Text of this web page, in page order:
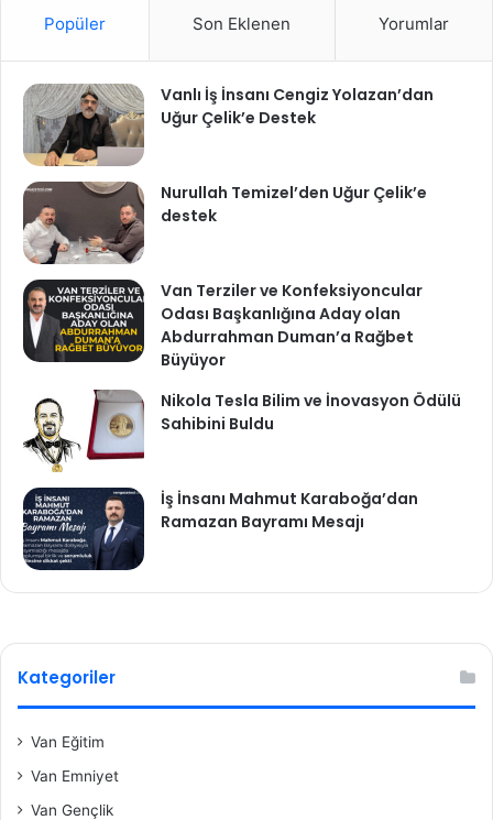
Popüler Son Eklenen Yorumlar
Vanlı İş İnsanı Cengiz Yolazan’dan
Uğur Çelik’e Destek
Nurullah Temizel’den Uğur Çelik’e
destek
Van Terziler ve Konfeksiyoncular
Odası Başkanlığına Aday olan
Abdurrahman Duman’a Rağbet
Büyüyor
Nikola Tesla Bilim ve İnovasyon Ödülü
Sahibini Buldu
İş İnsanı Mahmut Karaboğa’dan
Ramazan Bayramı Mesajı
Kategoriler
Van Eğitim
Van Emniyet
Van Gençlik